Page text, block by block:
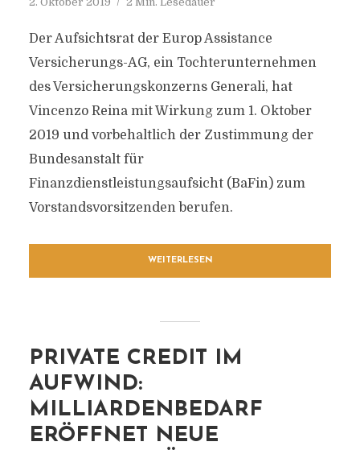
Der Aufsichtsrat der Europ Assistance
Versicherungs-AG, ein Tochterunternehmen
des Versicherungskonzerns Generali, hat
Vincenzo Reina mit Wirkung zum 1. Oktober
2019 und vorbehaltlich der Zustimmung der
Bundesanstalt für
Finanzdienstleistungsaufsicht (BaFin) zum
Vorstandsvorsitzenden berufen.
WEITERLESEN
PRIVATE CREDIT IM
AUFWIND:
MILLIARDENBEDARF
ERÖFFNET NEUE